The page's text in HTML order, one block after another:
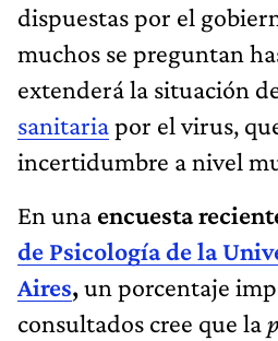
dispuestas por el
muchos se preguntan
extenderá la situación
sanitariapor el virus,
incertidumbre a nivel
En una encuesta
de Psicología de la
Aires,un porcentaje
consultados cree que la